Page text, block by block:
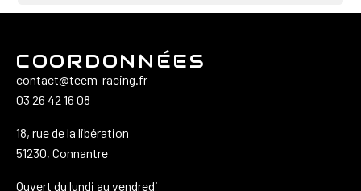
COORDONNÉES
contact@teem-racing.fr
03 26 42 16 08
18, rue de la libération
51230, Connantre
Ouvert du lundi au vendredi